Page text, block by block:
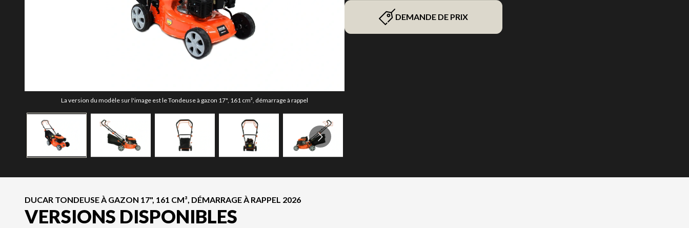
La version du modèle sur l'image est le Tondeuse à gazon 17", 161 cm³, démarrage à rappel
DEMANDE DE PRIX
DUCAR TONDEUSE À GAZON 17", 161 CM³, DÉMARRAGE À RAPPEL 2026
VERSIONS DISPONIBLES